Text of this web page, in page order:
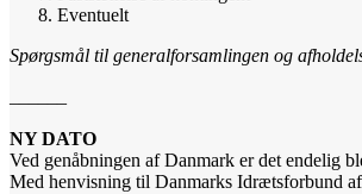
Eventuelt
Spørgsmål til generalforsamlingen og
NY DATO
Ved genåbningen af Danmark er det endelig
Med henvisning til Danmarks Idrætsforbund